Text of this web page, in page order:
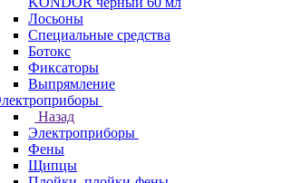
Лосьоны
Специальные средства
Ботокс
Фиксаторы
Выпрямление
Назад
Электроприборы
Фены
Щипцы